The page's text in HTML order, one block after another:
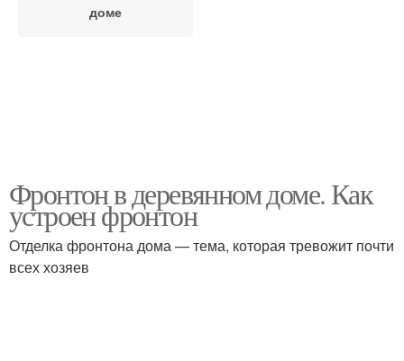
доме
Фронтон в деревянном доме. Как
устроен фронтон
Отделка фронтона дома — тема, которая тревожит почти
всех хозяев